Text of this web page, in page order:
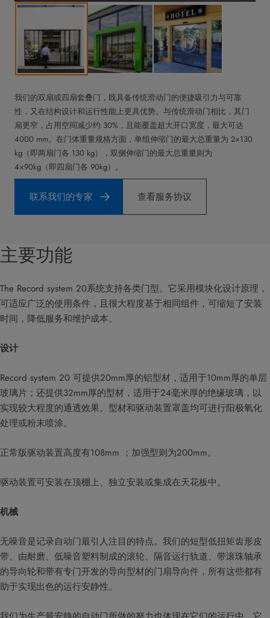
我们的双扇或四扇套叠门，既具备传统滑动门的便捷吸引力与可靠
性，又在结构设计和运行性能上更具优势。与传统滑动门相比，其门
扇更窄，占用空间减少约 30%，且能覆盖超大开口宽度，最大可达
4000 mm。在门体重量规格方面，单组伸缩门的最大总重量为 2×130
kg（即两扇门各 130 kg），双侧伸缩门的最大总重量则为
4×90kg（即四扇门各 90kg）。
联系我们的专家 查看服务协议
主要功能
The Record system 20系统支持各类门型。它采用模块化设计原理，
可适应广泛的使用条件，且很大程度基于相同组件，可缩短了安装
时间，降低服务和维护成本。
设计
Record system 20 可提供20mm厚的铝型材，适用于10mm厚的单层
玻璃片；还提供32mm厚的型材，适用于24毫米厚的绝缘玻璃，以
实现较大程度的通透效果。型材和驱动装置罩盖均可进行阳极氧化
处理或粉末喷涂。
正常版驱动装置高度有108mm ；加强型则为200mm。​
驱动装置可安装在顶棚上、独立安装或集成在天花板中。
机械
无噪音是记录自动门最引人注目的特点。我们的短型低扭矩齿形皮
带、由耐磨、低噪音塑料制成的滚轮、隔音运行轨道、带滚珠轴承
的导向轮和带有专门开发的导向型材的门扇导向件，所有这些都有
助于实现出色的运行安静性。